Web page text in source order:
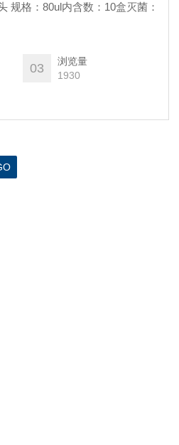
规格：80ul内含数：10盒灭菌：
03
浏览量
1930